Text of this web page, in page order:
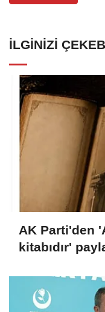
İLGINIZI
AK Parti'den
kitabıdır'